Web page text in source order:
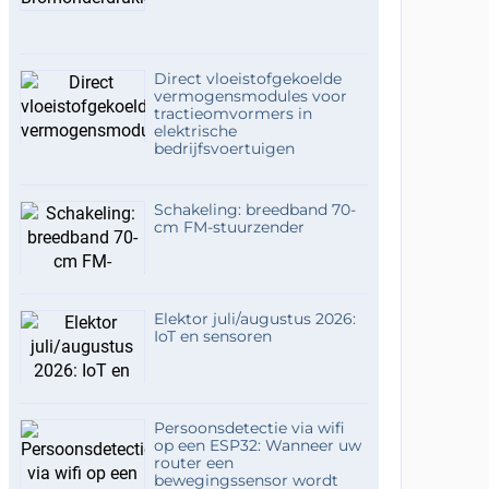
Direct vloeistofgekoelde
vermogensmodules voor
tractieomvormers in
elektrische
bedrijfsvoertuigen
Schakeling: breedband 70-
cm FM-stuurzender
Elektor juli/augustus 2026:
IoT en sensoren
Persoonsdetectie via wifi
op een ESP32: Wanneer uw
router een
bewegingssensor wordt